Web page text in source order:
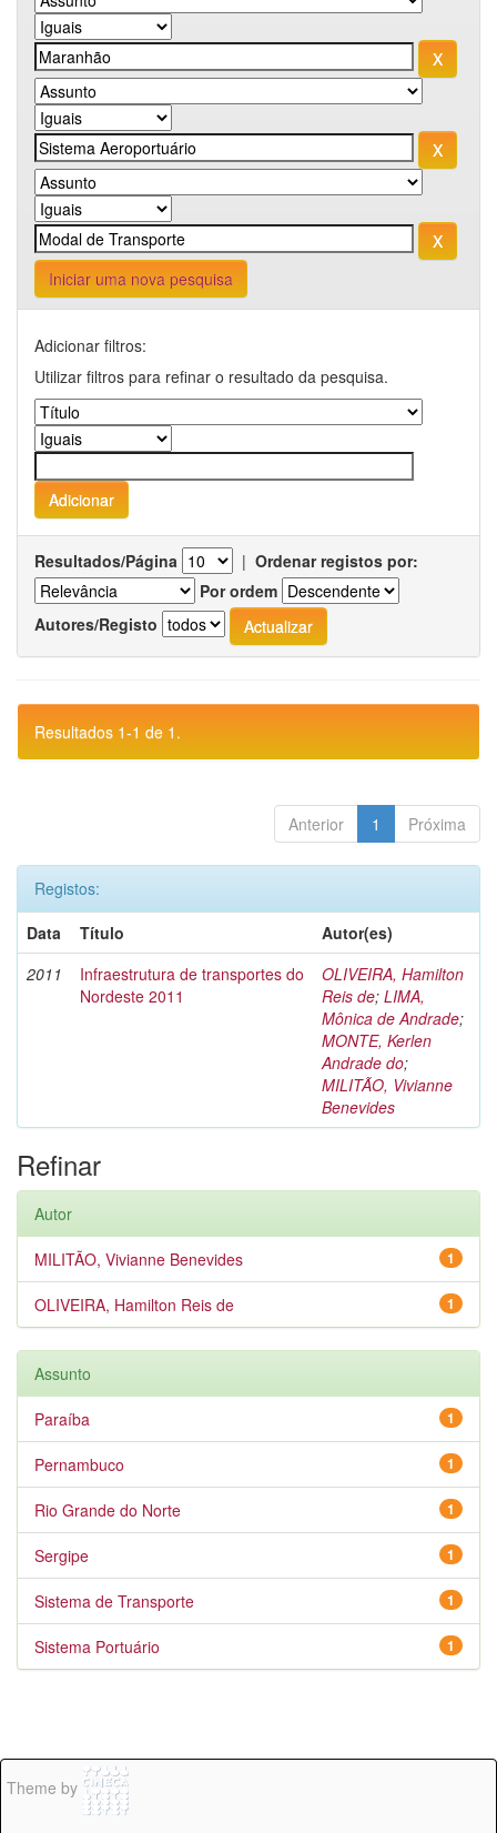
Iniciar uma nova pesquisa
Adicionar filtros:
Utilizar filtros para refinar o resultado da pesquisa.
Resultados/Página | Ordenar registos por:
Por ordem
Autores/Registo
Resultados 1-1 de 1.
Anterior 1 Próxima
Registos:
Data
Título
Autor(es)
2011
Infraestrutura de transportes do
Nordeste 2011
OLIVEIRA, Hamilton
Reis de; LIMA,
Mônica de Andrade;
MONTE, Kerlen
Andrade do;
MILITÃO, Vivianne
Benevides
Refinar
Autor
1
MILITÃO, Vivianne Benevides
1
OLIVEIRA, Hamilton Reis de
Assunto
1
Paraíba
1
Pernambuco
1
Rio Grande do Norte
1
Sergipe
1
Sistema de Transporte
1
Sistema Portuário
Theme by